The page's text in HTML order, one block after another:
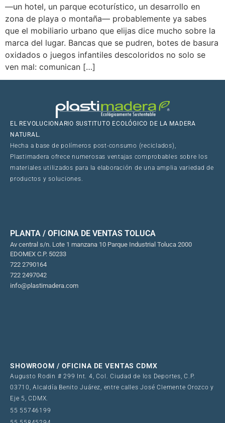
—un hotel, un parque ecoturístico, un desarrollo en
zona de playa o montaña— probablemente ya sabes
que el mobiliario urbano que elijas dice mucho sobre la
marca del lugar. Bancas que se pudren, botes de basura
oxidados o juegos infantiles descoloridos no solo se
ven mal: comunican […]
EL REVOLUCIONARIO SUSTITUTO ECOLÓGICO DE LA MADERA
NATURAL.
Hecha a base de polímeros post-consumo (reciclados),
Plastimadera ofrece numerosas ventajas comprobables sobre los
materiales utilizados para la elaboración de una amplia variedad de
productos y soluciones.
PLANTA / OFICINA DE VENTAS TOLUCA
Av central s/n. Lote 1 manzana 10 Parque Industrial Toluca 2000
EDOMEX C.P. 50233
722 2790164
722 2497042
info@plastimadera.com
SHOWROOM / OFICINA DE VENTAS CDMX
Augusto Rodin # 299 Int. 4, Col. Ciudad de los Deportes, C.P.
03710, Alcaldía Benito Juárez, entre calles José Clemente Orozco y
Eje 5, CDMX.
55 55746199